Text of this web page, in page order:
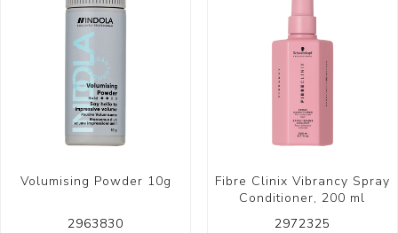
Volumising Powder 10g
2963830
Fibre Clinix Vibrancy Spray
Conditioner, 200 ml
2972325